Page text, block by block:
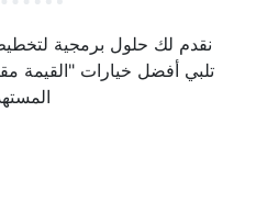
تلبي أفضل خيارات "القيمة